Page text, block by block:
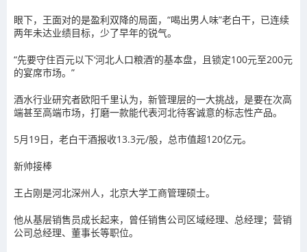
眼下，王面对的是盈利双降的局面，“喝出男人味”老白干，已连续
两年未达业绩目标，少了早年的锐气。
“先要守住百元以下‘河北人口粮酒’的基本盘，且锁定100元至200元
的宴席市场。”
酒水行业研究者欧阳千里认为，新管理层的一大挑战，是要在次高
端甚至高端市场，打磨一款能代表河北待客诚意的标志性产品。
5月19日，老白干酒报收13.3元/股，总市值超120亿元。
新帅接棒
王占刚是河北深州人，北京大学工商管理硕士。
他从基层销售员成长起来，曾任销售公司区域经理、总经理；营销
公司总经理、董事长等职位。